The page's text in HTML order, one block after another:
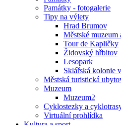
Památky - fotogalerie
Tipy na výlety
Hrad Brumov
Městské muzeum
Tour de Kapličky
Židovský hřbitov
Lesopark
Sklářská kolonie
Městská turistická
Muzeum
Muzeum2
Cyklostezky a
Virtuální prohlídka